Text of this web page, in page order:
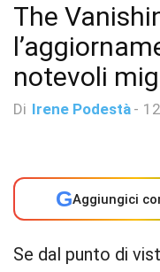
The
notevoli
Di Irene Podestà -
GAggiungici
Se dal punto di